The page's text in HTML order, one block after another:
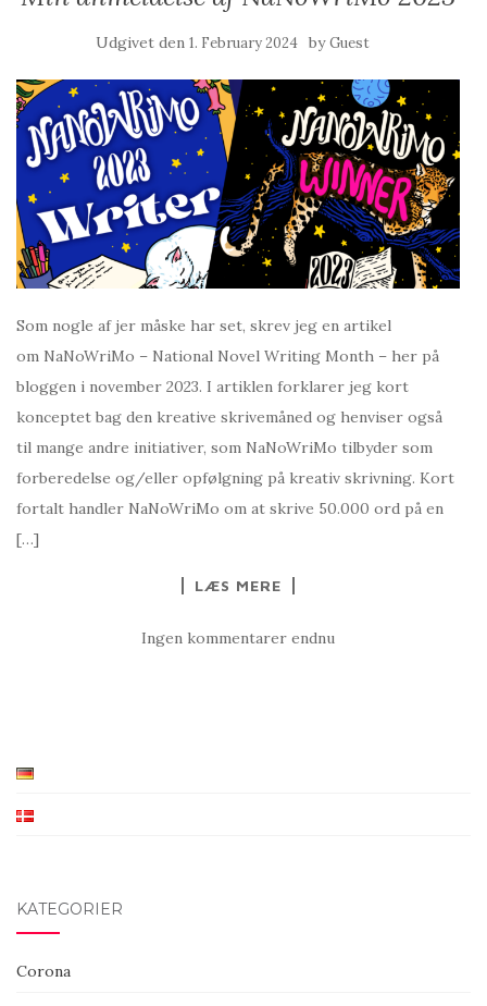
Udgivet den 1. February 2024 byGuest
Som nogle af jer måske har set, skrev jeg en artikel
om NaNoWriMo – National Novel Writing Month – her på
bloggen i november 2023. I artiklen forklarer jeg kort
konceptet bag den kreative skrivemåned og henviser også
til mange andre initiativer, som NaNoWriMo tilbyder som
forberedelse og/eller opfølgning på kreativ skrivning. Kort
fortalt handler NaNoWriMo om at skrive 50.000 ord på en
[…]
LÆS MERE
Ingen kommentarer endnu
KATEGORIER
Corona